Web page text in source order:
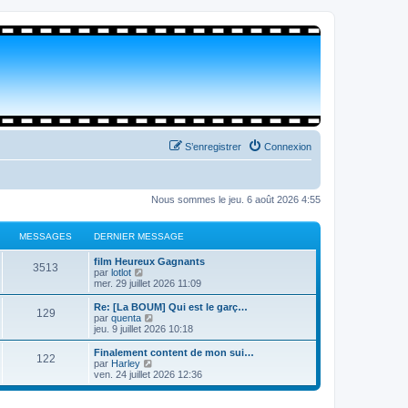
Connexion
S’enregistrer
Nous sommes le jeu. 6 août 2026 4:55
MESSAGES DERNIER MESSAGE
3513
film Heureux Gagnants
par lotlot
o
i
r
l
e
e
r
n
i
e
mer. 29 juillet 2026 11:09
129
Re: [La BOUM] Qui est le garç…
par quenta
o
i
r
e
e
jeu. 9 juillet 2026 10:18
122
Finalement content de mon sui…
par Harley
o
i
ven. 24 juillet 2026 12:36